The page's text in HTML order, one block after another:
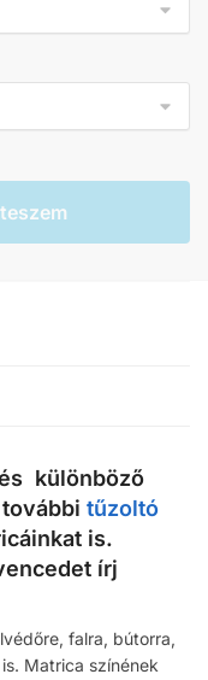
különböző
tűzoltó
is.
írj
falra, bútorra,
Matrica színének